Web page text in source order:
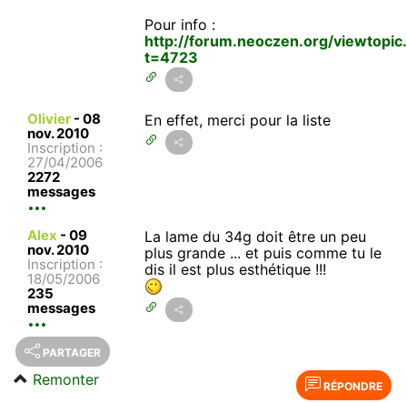
Pour info :
http://forum.neoczen.org/
t=4723
Olivier - 08
nov. 2010
Inscription :
27/04/2006
2272
messages
En effet, merci pour la liste
Alex - 09
nov. 2010
Inscription :
18/05/2006
235
messages
La lame du 34g doit être un peu
plus grande ... et puis comme tu le
dis il est plus esthétique !!!
PARTAGER
RÉPONDRE
Remonter